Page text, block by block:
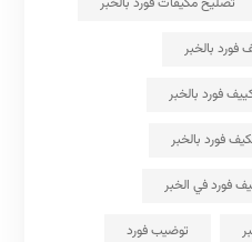
بالخبر
فورد بالخبر
فورد بالخبر
فورد في الخبر
توضيب فورد